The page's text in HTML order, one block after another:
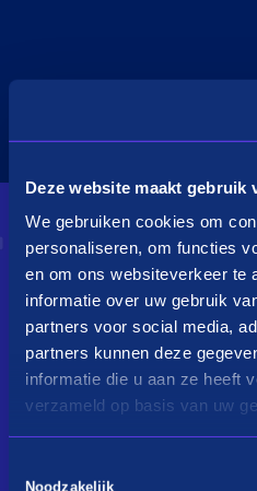
Deze website maakt gebruik
We gebruiken cookies om
personaliseren, om functies
en om ons websiteverkeer te
informatie over uw gebruik
partners voor social media,
partners kunnen deze
informatie die u aan ze heeft
verzameld op basis van uw
Noodzakelijk